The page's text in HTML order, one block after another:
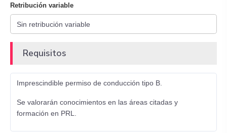
Retribución variable
Requisitos
Imprescindible permiso de conducción tipo B.
Se valorarán conocimientos en las áreas citadas y
formación en PRL.